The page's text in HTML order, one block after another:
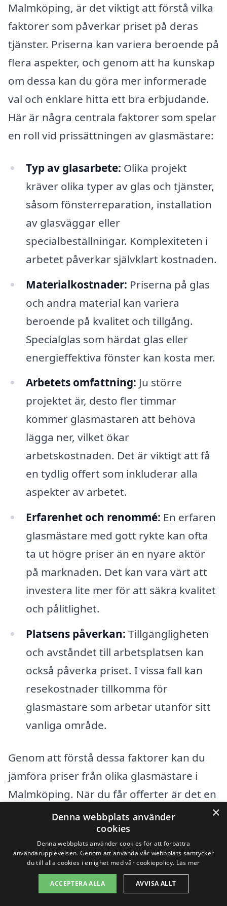
Malmköping, är det viktigt att förstå vilka
faktorer som påverkar priset på deras
tjänster. Priserna kan variera beroende på
flera aspekter, och genom att ha kunskap
om dessa kan du göra mer informerade
val och enklare hitta ett bra erbjudande.
Här är några centrala faktorer som spelar
en roll vid prissättningen av glasmästare:
Typ av glasarbete: Olika projekt
kräver olika typer av glas och tjänster,
såsom fönsterreparation, installation
av glasväggar eller
specialbeställningar. Komplexiteten i
arbetet påverkar självklart kostnaden.
Materialkostnader: Priserna på glas
och andra material kan variera
beroende på kvalitet och tillgång.
Specialglas som härdat glas eller
energieffektiva fönster kan kosta mer.
Arbetets omfattning: Ju större
projektet är, desto fler timmar
kommer glasmästaren att behöva
lägga ner, vilket ökar
arbetskostnaden. Det är viktigt att få
en tydlig offert som inkluderar alla
aspekter av arbetet.
Erfarenhet och renommé: En erfaren
glasmästare med gott rykte kan ofta
ta ut högre priser än en nyare aktör
på marknaden. Det kan vara värt att
investera lite mer för att säkra kvalitet
och pålitlighet.
Platsens påverkan: Tillgängligheten
och avståndet till arbetsplatsen kan
också påverka priset. I vissa fall kan
resekostnader tillkomma för
glasmästare som arbetar utanför sitt
vanliga område.
Genom att förstå dessa faktorer kan du
jämföra priser från olika glasmästare i
Malmköping. När du får offerter är det en
bra idé att ställa frågor om vad som ingår
i priset och om det finns några dolda
kostnader. Att få flera offerter gör att du
kan se skillnader och välja den
glasmästare som bäst matchar dina
×
Denna webbplats använder
cookies
Denna webbplats använder cookies för att förbättra
användarupplevelsen. Genom att använda vår webbplats samtycker
du till alla cookies i enlighet med vår cookiepolicy. Läs mer
ACCEPTERA ALLA AVVISA ALLT